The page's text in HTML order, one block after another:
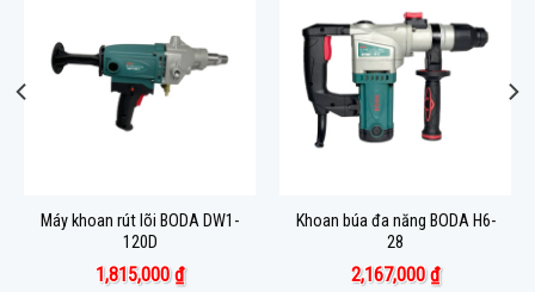
Máy khoan rút lõi BODA DW1-
120D
1,815,000₫
Khoan búa đa năng BODA H6-
28
2,167,000₫